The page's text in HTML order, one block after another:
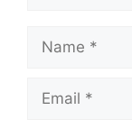
Name
Email